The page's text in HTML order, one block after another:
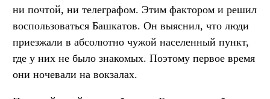
ни почтой, ни телеграфом. Этим фактором и решил
воспользоваться Башкатов. Он выяснил, что люди
приезжали в абсолютно чужой населенный пункт,
где у них не было знакомых. Поэтому первое время
они ночевали на вокзалах.